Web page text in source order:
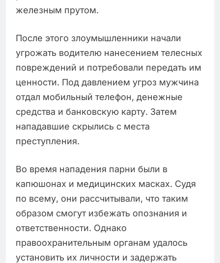
железным прутом.
После этого злоумышленники начали
угрожать водителю нанесением телесных
повреждений и потребовали передать им
ценности. Под давлением угроз мужчина
отдал мобильный телефон, денежные
средства и банковскую карту. Затем
нападавшие скрылись с места
преступления.
Во время нападения парни были в
капюшонах и медицинских масках. Судя
по всему, они рассчитывали, что таким
образом смогут избежать опознания и
ответственности. Однако
правоохранительным органам удалось
установить их личности и задержать